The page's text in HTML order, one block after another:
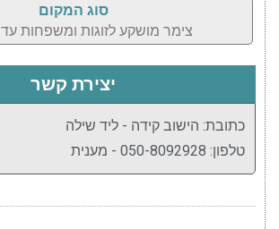
סוג המקום
צימר מושקע לזוגות ומשפחות עד 3 ילדים
יצירת קשר
כתובת: הישוב קידה - ליד שילה
טלפון: 050-8092928 - מענית